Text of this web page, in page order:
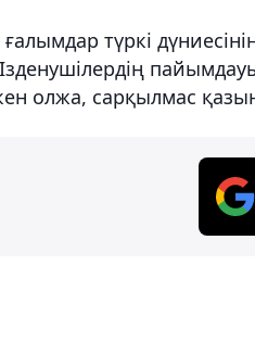
ғалымдар түркі
олжа, сарқылмас